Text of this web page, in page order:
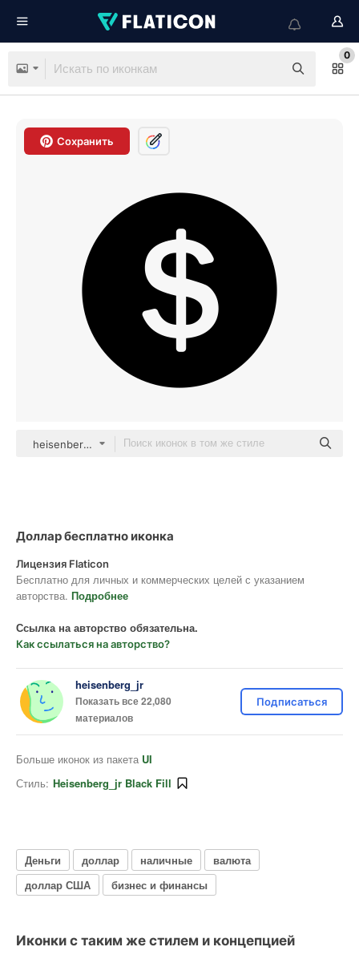
0
Сохранить
heisenberg_jr black fill
Доллар бесплатно иконка
Лицензия Flaticon
Бесплатно для личных и коммерческих целей с указанием
авторства. Подробнее
Ссылка на авторство обязательна.
Как ссылаться на авторство?
heisenberg_jr
Показать все 22,080
материалов
Подписаться
Больше иконок из пакета UI
Стиль: Heisenberg_jr Black Fill
Деньги доллар наличные
валюта
доллар США
бизнес и финансы
Иконки с таким же стилем и концепцией